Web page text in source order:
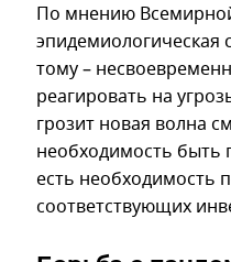
По мнению
эпидемиологическая
тому –
реагировать на
грозит новая волна
необходимость быть
есть необходимость
соответствующих